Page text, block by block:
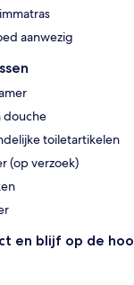
aanwezig
douche
toiletartikelen
(op verzoek)
en blijf op de